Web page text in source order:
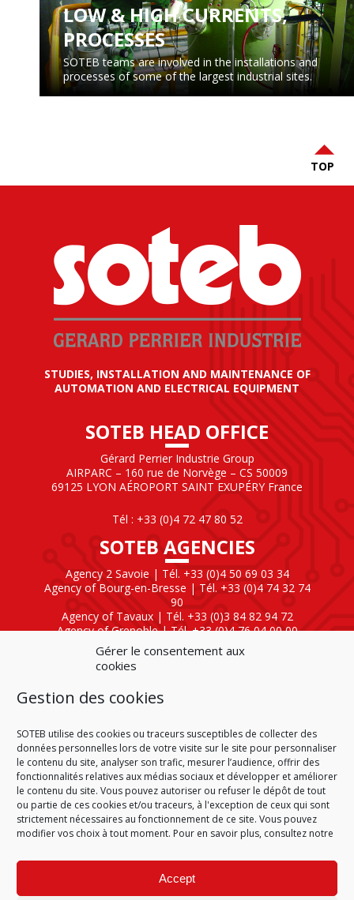
Gérer le consentement aux
cookies
Gestion des cookies
SOTEB utilise des cookies ou traceurs susceptibles de collecter des
données personnelles lors de votre visite sur le site pour personnaliser
le contenu du site, analyser son trafic, mesurer l’audience, offrir des
fonctionnalités relatives aux médias sociaux et développer et améliorer
le contenu du site. Vous pouvez autoriser ou refuser le dépôt de tout
ou partie de ces cookies et/ou traceurs, à l'exception de ceux qui sont
strictement nécessaires au fonctionnement de ce site. Vous pouvez
modifier vos choix à tout moment. Pour en savoir plus, consultez notre
Accept
LOW & HIGH CURRENTS,
PROCESSES
SOTEB teams are involved in the installations and
processes of some of the largest industrial sites.
TOP
STUDIES, INSTALLATION AND MAINTENANCE OF
AUTOMATION AND ELECTRICAL EQUIPMENT
SOTEB HEAD OFFICE
Gérard Perrier Industrie Group
AIRPARC – 160 rue de Norvège – CS 50009
69125 LYON AÉROPORT SAINT EXUPÉRY France
Tél : +33 (0)4 72 47 80 52
SOTEB AGENCIES
Agency 2 Savoie | Tél. +33 (0)4 50 69 03 34
Agency of Bourg-en-Bresse | Tél. +33 (0)4 74 32 74
90
Agency of Tavaux | Tél. +33 (0)3 84 82 94 72
Agency of Grenoble | Tél. +33 (0)4 76 04 00 00
Agency of Lyon
| Tél. +33 (0)4 72 47 80 40
SOTEB NATIONAL ELEKTRO
60 Rue Clément Ader
Tél : +33 (0)4 50 42 04 59
HOME CONDITIONS OF SALE
CONDITIONS OF PURCHASE
PLAN DU SITE
LEGAL NOTICE
PERSONAL DATA
COOKIE POLICY (EU)
GÉRARD PERRIER INDUSTRIE–